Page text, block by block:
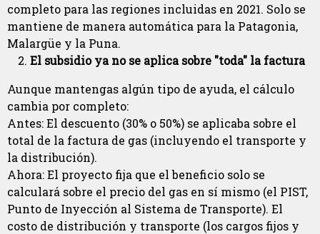
completo para las regiones incluidas en 2021. Solo se
mantiene de manera automática para la Patagonia,
Malargüe y la Puna.
El subsidio ya no se aplica sobre "toda" la factura
Aunque mantengas algún tipo de ayuda, el cálculo
cambia por completo:
Antes: El descuento (30% o 50%) se aplicaba sobre el
total de la factura de gas (incluyendo el transporte y
la distribución).
Ahora: El proyecto fija que el beneficio solo se
calculará sobre el precio del gas en sí mismo (el PIST,
Punto de Inyección al Sistema de Transporte). El
costo de distribución y transporte (los cargos fijos y